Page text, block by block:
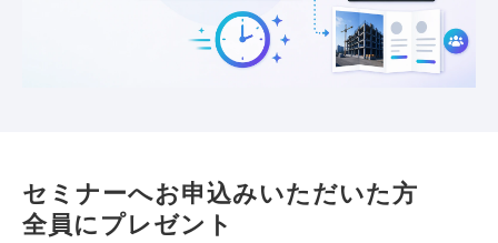
セミナーへお申込みいただいた方
全員にプレゼント